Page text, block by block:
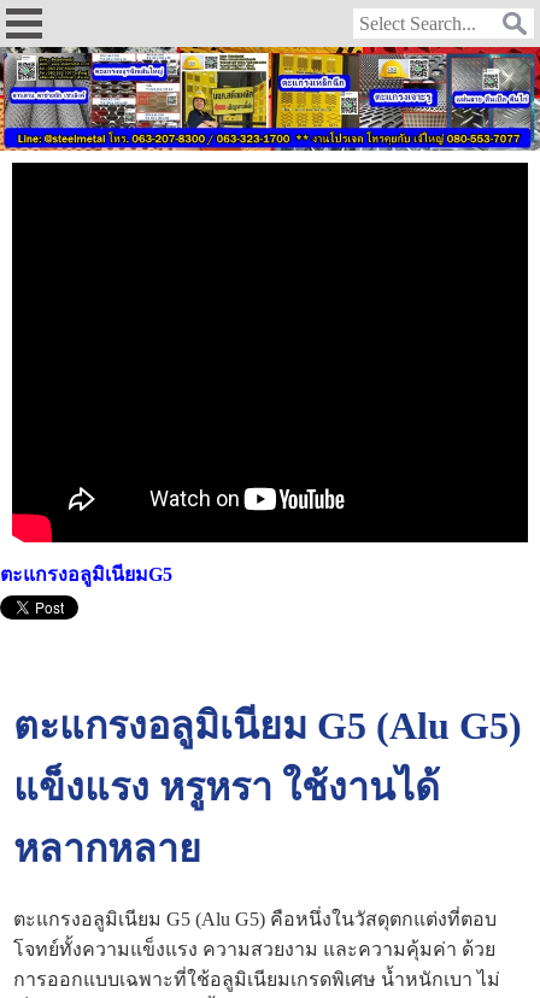
ตะแกรงอลูมิเนียมG5
ตะแกรงอลูมิเนียม G5 (Alu G5)
แข็งแรง หรูหรา ใช้งานได้
หลากหลาย
ตะแกรงอลูมิเนียม G5 (Alu G5) คือหนึ่งในวัสดุตกแต่งที่ตอบ
โจทย์ทั้งความแข็งแรง ความสวยงาม และความคุ้มค่า ด้วย
การออกแบบเฉพาะที่ใช้อลูมิเนียมเกรดพิเศษ น้ำหนักเบา ไม่